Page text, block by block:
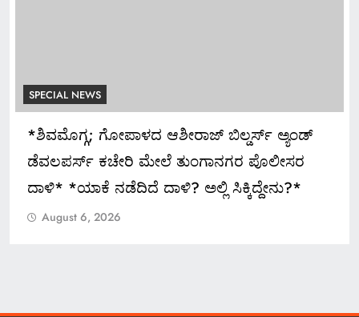
ಆಶೀರಾಜ್ ಬಿಲ್ಡರ್ಸ್ ಅ್ಯಂಡ್
ಮೇಲೆ ತುಂಗಾನಗರ ಪೊಲೀಸರ
ದಾಳಿ? ಅಲ್ಲಿ ಸಿಕ್ಕಿದ್ದೇನು?*
ಅದ್ಧೂರಿ
August 6,